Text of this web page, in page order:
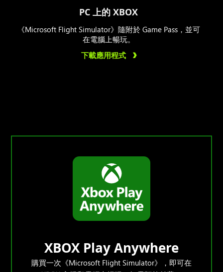
PC 上的 XBOX
《Microsoft Flight Simulator》隨附於 Game Pass，並可
在電腦上暢玩。
下載應用程式
XBOX Play Anywhere
購買一次《Microsoft Flight Simulator》，即可在